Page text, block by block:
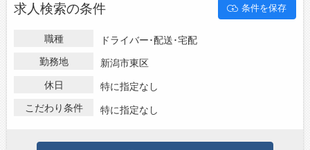
転職ノウハウ(応募書類の書き方・面接対策など)
転職・採用コラム
ジョブズゴーについて
お問い合わせ
新潟県新潟市東区の地域密着型の求人サイトであるジョブズゴー
では新潟県新潟市東区の求人情報を57件取り扱っており、その
正社員の求人 は53件、 派遣社員の求人
パートの求人
は0件です。
第二新卒から50代・60代以上の方の再就職も可能です。 新潟県
新潟市東区でドライバー･配送･宅配の求人・転職情報を探してい
る方は、ぜひ興味のある職種に応募してみてくださいね。
求人検索の条件 条件を保存
職種
ドライバー･配送･宅配
勤務地
新潟市東区
休日
特に指定なし
こだわり条件
特に指定なし